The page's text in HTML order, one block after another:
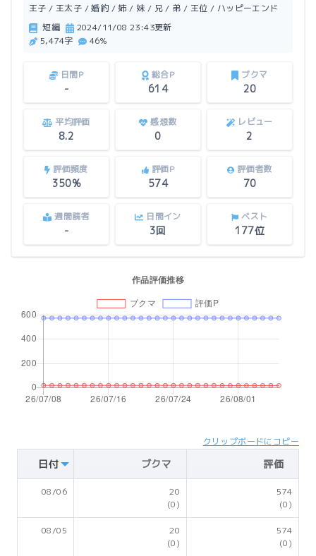
王子 / 王太子 / 婚約 / 姉 / 妹 / 兄 / 弟 / 王位 / ハッピーエンド
短編
2024/11/08 23:43更新
5,474字
46%
日間P
-
総合P
614
ブクマ
20
平均評価
8.2
感想数
0
レビュー
2
評価頻度
350%
評価P
574
評価者数
70
週間読者
-
日間イン
3回
ベスト
177位
クリップボードにコピー
日付 ブクマ 評価
08/06
20
(0)
574
(0)
08/05
20
(0)
574
(0)